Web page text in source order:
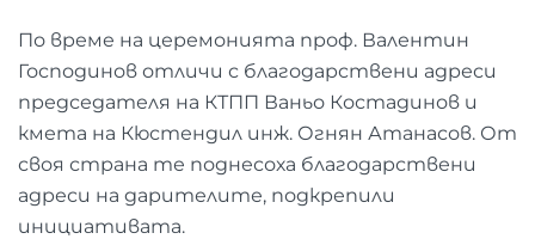
По време на церемонията проф. Валентин
Господинов отличи с благодарствени адреси
председателя на КТПП Ваньо Костадинов и
кмета на Кюстендил инж. Огнян Атанасов. От
своя страна те поднесоха благодарствени
адреси на дарителите, подкрепили
инициативата.